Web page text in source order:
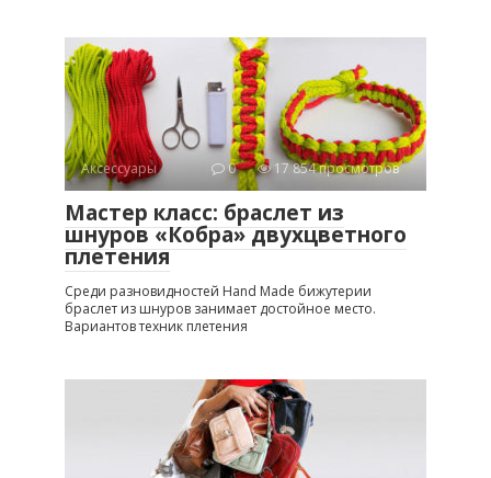
Аксессуары 0 17 854 просмотров
Мастер класс: браслет из
шнуров «Кобра» двухцветного
плетения
Среди разновидностей Hand Made бижутерии
браслет из шнуров занимает достойное место.
Вариантов техник плетения